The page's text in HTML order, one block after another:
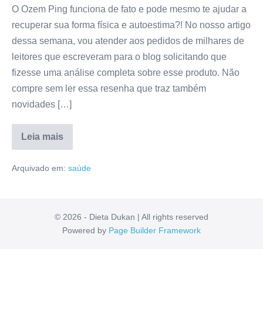
O Ozem Ping funciona de fato e pode mesmo te ajudar a
recuperar sua forma física e autoestima?! No nosso artigo
dessa semana, vou atender aos pedidos de milhares de
leitores que escreveram para o blog solicitando que
fizesse uma análise completa sobre esse produto. Não
compre sem ler essa resenha que traz também
novidades […]
Leia mais
Ozem
Funciona
Fórmula,
Mercado
Livre,
Arquivado em: saúde
© 2026 - Dieta Dukan | All rights reserved
Powered by Page Builder Framework